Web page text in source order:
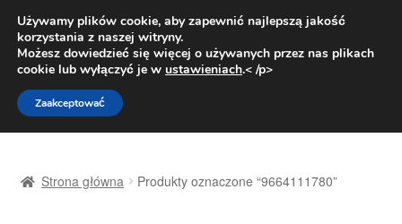
DOSTAWA od 31 zł
Pn.-pt. 9:00-16:00800 003 167
Przejdź
do
nawigacji
Przejdź
do
treści
Dostawa
Strona główna Produkty oznaczone “9664111780”
Używamy plików cookie, aby zapewnić najlepszą jakość
korzystania z naszej witryny.
Możesz dowiedzieć się więcej o używanych przez nas plikach
cookie lub wyłączyć je w ustawieniach.< /p>
Zaakceptować